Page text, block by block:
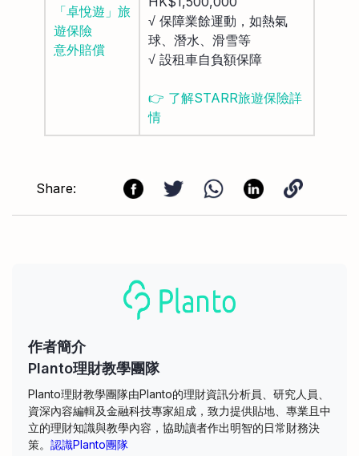
「卓悅遊」旅
遊保險
意外賠償
√ 保障業餘運動，如熱氣
球、潛水、滑雪等
√ 設租車自負額保障
👉 了解STARR旅遊保險詳
情
Share:
作者簡介
Planto理財教學團隊
Planto理財教學團隊由Planto的理財資訊分析員、研究人員、
資深內容編輯及金融科技專家組成，致力提供貼地、專業且中
立的理財知識與教學內容，協助讀者作出明智的日常財務決
策。 認識Planto團隊